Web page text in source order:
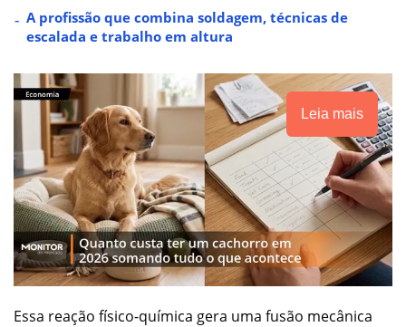
A profissão que combina soldagem, técnicas de
escalada e trabalho em altura
Leia mais
Essa reação físico-química gera uma fusão mecânica